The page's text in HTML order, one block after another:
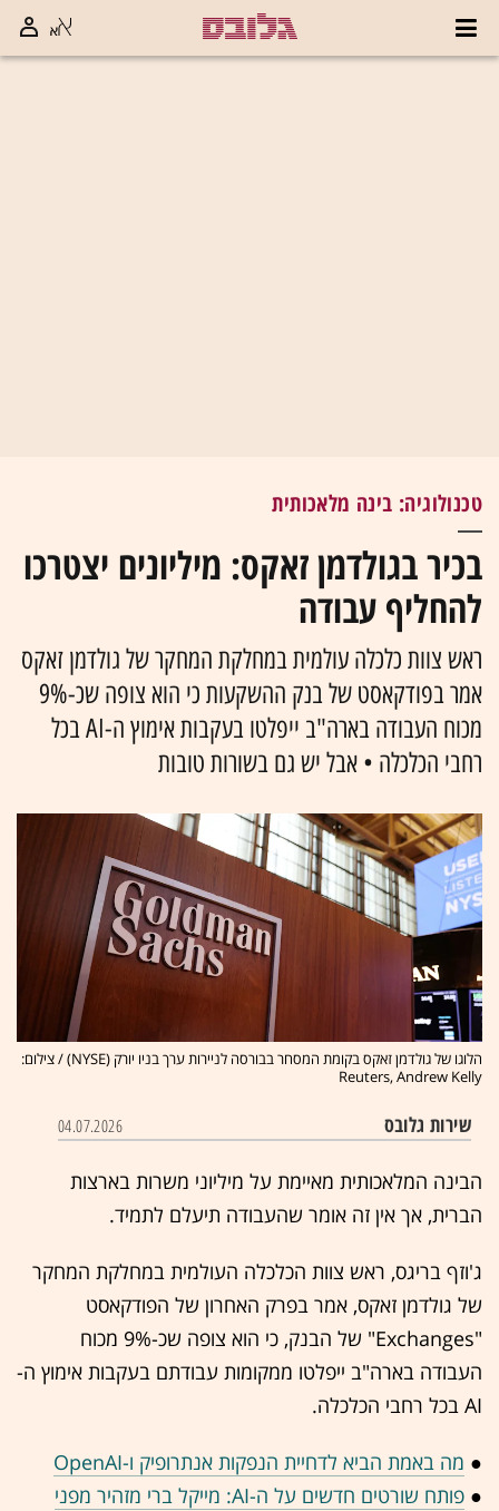
טכנולוגיה: בינה מלאכותית
בכיר בגולדמן זאקס: מיליונים יצטרכו
להחליף עבודה
ראש צוות כלכלה עולמית במחלקת המחקר של גולדמן זאקס
אמר בפודקאסט של בנק ההשקעות כי הוא צופה שכ-9%
מכוח העבודה בארה"ב ייפלטו בעקבות אימוץ ה-AI בכל
רחבי הכלכלה • אבל יש גם בשורות טובות
הלוגו של גולדמן זאקס בקומת המסחר בבורסה לניירות ערך בניו יורק (NYSE) / צילום:
Reuters, Andrew Kelly
שירות גלובס 04.07.2026
הבינה המלאכותית מאיימת על מיליוני משרות בארצות
הברית, אך אין זה אומר שהעבודה תיעלם לתמיד.
ג'וזף בריגס, ראש צוות הכלכלה העולמית במחלקת המחקר
של גולדמן זאקס, אמר בפרק האחרון של הפודקאסט
"Exchanges" של הבנק, כי הוא צופה שכ-9% מכוח
העבודה בארה"ב ייפלטו ממקומות עבודתם בעקבות אימוץ ה-
AI בכל רחבי הכלכלה.
● מה באמת הביא לדחיית הנפקות אנתרופיק ו-OpenAI
●
פותח שורטים חדשים על ה-AI: מייקל ברי מזהיר מפני